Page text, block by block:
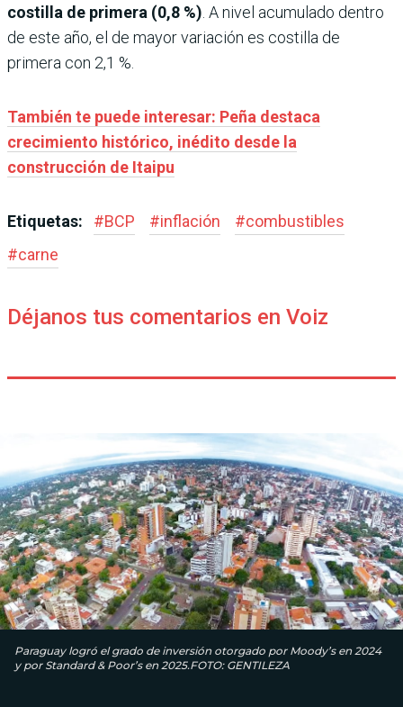
costilla de primera (0,8 %) . A nivel acumulado dentro
de este año, el de mayor variación es costilla de
primera con 2,1 %.
También te puede interesar: Peña destaca
crecimiento histórico, inédito desde la
construcción de Itaipu
Etiquetas: #BCP #inflación #combustibles
#carne
Déjanos tus comentarios en Voiz
Paraguay logró el grado de inversión otorgado por Moody’s en 2024
y por Standard & Poor’s en 2025.FOTO: GENTILEZA